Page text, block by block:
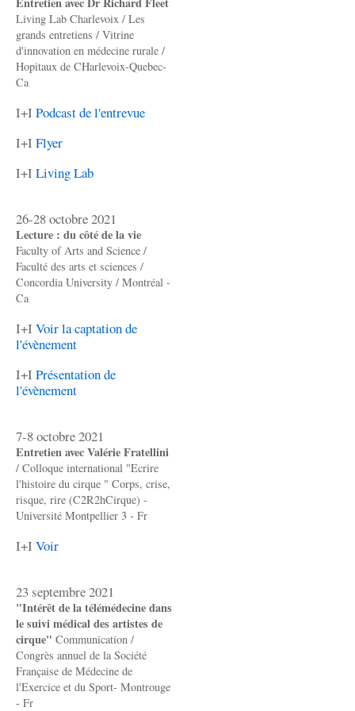
Living Lab Charlevoix / Les
grands entretiens / Vitrine
d'innovation en médecine rurale /
Hopitaux de CHarlevoix-Quebec-
Ca
I+I Podcast de l'entrevue
I+I Flyer
I+I Living Lab
26-28 octobre 2021
Lecture : du côté de la vie
Faculty of Arts and Science /
Faculté des arts et sciences /
Concordia University / Montréal -
Ca
I+I Voir la captation de
l'évènement
I+I Présentation de
l'évènement
7-8 octobre 2021
Entretien avec Valérie Fratellini
/ Colloque international "Ecrire
l'histoire du cirque " Corps, crise,
risque, rire (C2R2hCirque) -
Université Montpellier 3 - Fr
I+I Voir
23 septembre 2021
"Intérêt de la télémédecine dans
le suivi médical des artistes de
cirque" Communication /
Congrès annuel de la Société
Française de Médecine de
l'Exercice et du Sport- Montrouge
- Fr